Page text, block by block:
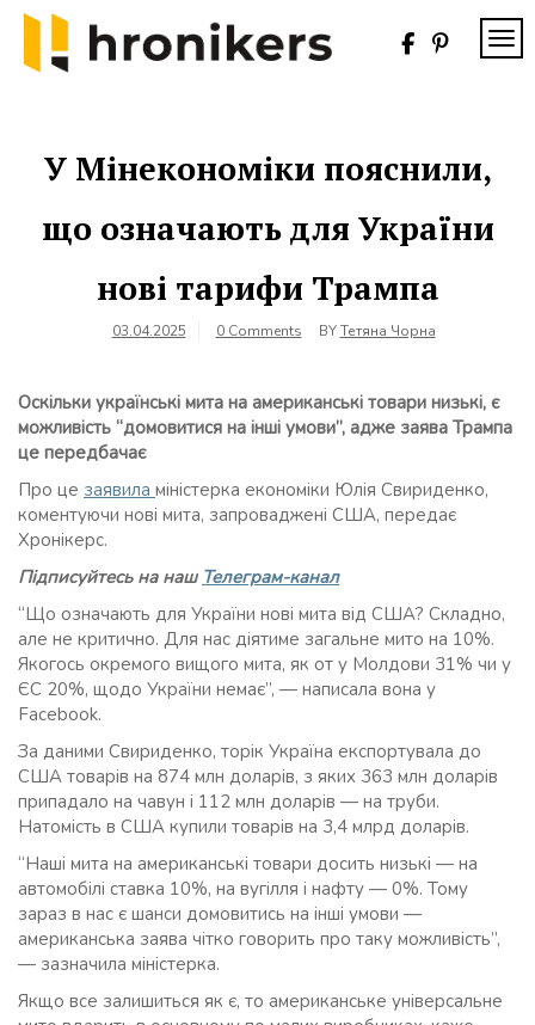
Skip
content
У Мінекономіки пояснили,
що означають для України
нові тарифи Трампа
03.04.2025 0 Comments BYТетяна Чорна
Оскільки українські мита на американські товари низькі, є
можливість “домовитися на інші умови”, адже заява Трампа
це передбачає
Про це заявила міністерка економіки Юлія Свириденко,
коментуючи нові мита, запроваджені США, передає
Хронікерс.
Підписуйтесь на наш Телеграм-канал
“Що означають для України нові мита від США? Складно,
але не критично. Для нас діятиме загальне мито на 10%.
Якогось окремого вищого мита, як от у Молдови 31% чи у
ЄС 20%, щодо України немає”, — написала вона у
Facebook.
За даними Свириденко, торік Україна експортувала до
США товарів на 874 млн доларів, з яких 363 млн доларів
припадало на чавун і 112 млн доларів — на труби.
Натомість в США купили товарів на 3,4 млрд доларів.
“Наші мита на американські товари досить низькі — на
автомобілі ставка 10%, на вугілля і нафту — 0%. Тому
зараз в нас є шанси домовитись на інші умови —
американська заява чітко говорить про таку можливість”,
— зазначила міністерка.
Якщо все залишиться як є, то американське універсальне